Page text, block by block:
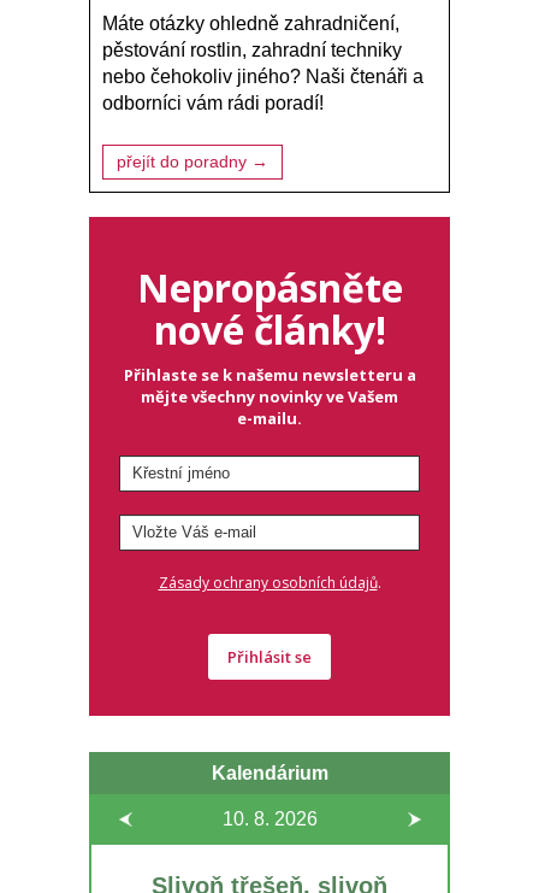
Máte otázky ohledně zahradničení,
pěstování rostlin, zahradní techniky
nebo čehokoliv jiného? Naši čtenáři a
odborníci vám rádi poradí!
přejít do poradny →
Nepropásněte
nové články!
Přihlaste se k našemu newsletteru a
mějte všechny novinky ve Vašem
e-mailu.
Zásady ochrany osobních údajů.
Přihlásit se
Kalendárium
10. 8. 2026
Slivoň třešeň, slivoň